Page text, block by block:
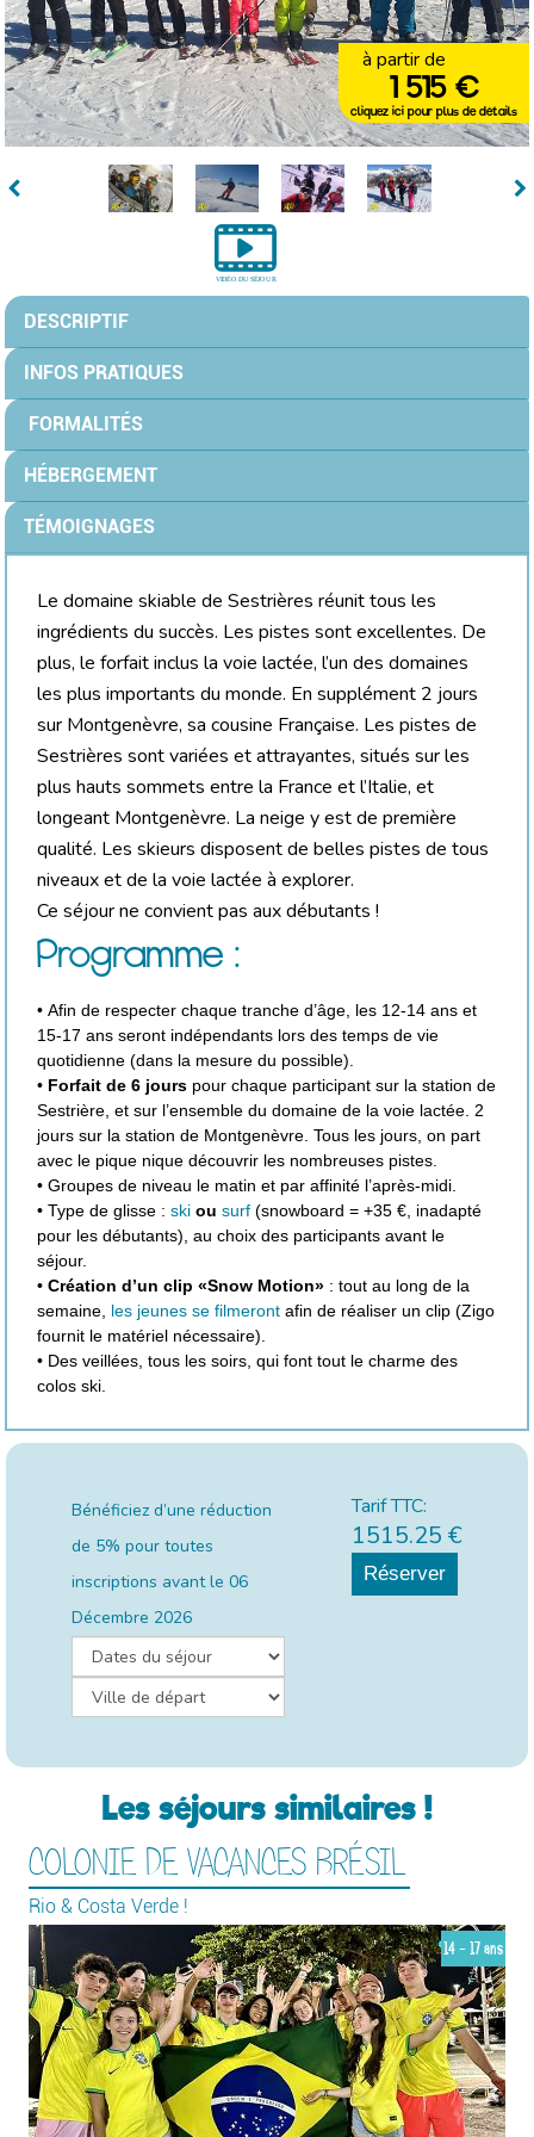
à partir de
1 515 €
cliquez ici pour plus de détails
DESCRIPTIF
INFOS PRATIQUES
FORMALITÉS
HÉBERGEMENT
TÉMOIGNAGES
Le domaine skiable de Sestrières réunit tous les
ingrédients du succès. Les pistes sont excellentes. De
plus, le forfait inclus la voie lactée, l’un des domaines
les plus importants du monde. En supplément 2 jours
sur Montgenèvre, sa cousine Française. Les pistes de
Sestrières sont variées et attrayantes, situés sur les
plus hauts sommets entre la France et l’Italie, et
longeant Montgenèvre. La neige y est de première
qualité. Les skieurs disposent de belles pistes de tous
niveaux et de la voie lactée à explorer.
Ce séjour ne convient pas aux débutants !
Programme :
• Afin de respecter chaque tranche d’âge, les 12-14 ans et
15-17 ans seront indépendants lors des temps de vie
quotidienne (dans la mesure du possible).
• Forfait de 6 jours pour chaque participant sur la station de
Sestrière, et sur l’ensemble du domaine de la voie lactée. 2
jours sur la station de Montgenèvre. Tous les jours, on part
avec le pique nique découvrir les nombreuses pistes.
• Groupes de niveau le matin et par affinité l’après-midi.
• Type de glisse : ski ou surf (snowboard = +35 €, inadapté
pour les débutants), au choix des participants avant le
séjour.
• Création d’un clip «Snow Motion» : tout au long de la
semaine, les jeunes se filmeront afin de réaliser un clip (Zigo
fournit le matériel nécessaire).
• Des veillées, tous les soirs, qui font tout le charme des
colos ski.
Bénéficiez d’une réduction
de 5% pour toutes
inscriptions avant le 06
Décembre 2026
Tarif TTC:
1515.25 €
Réserver
Les séjours similaires !
COLONIE DE VACANCES BRÉSIL
Rio & Costa Verde !
14 - 17 ans